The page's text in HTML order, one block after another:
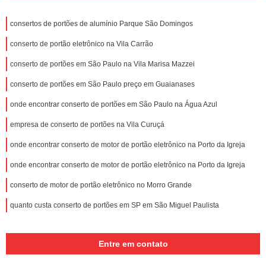
consertos de portões de alumínio Parque São Domingos
conserto de portão eletrônico na Vila Carrão
conserto de portões em São Paulo na Vila Marisa Mazzei
conserto de portões em São Paulo preço em Guaianases
onde encontrar conserto de portões em São Paulo na Água Azul
empresa de conserto de portões na Vila Curuçá
onde encontrar conserto de motor de portão eletrônico na Porto da Igreja
onde encontrar conserto de motor de portão eletrônico na Porto da Igreja
conserto de motor de portão eletrônico no Morro Grande
quanto custa conserto de portões em SP em São Miguel Paulista
Entre em contato